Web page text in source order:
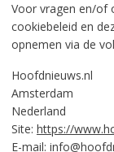
Voor vragen en/of
cookiebeleid en
opnemen via de
Hoofdnieuws.nl
Amsterdam
Nederland
Site: https://
E-mail: info@